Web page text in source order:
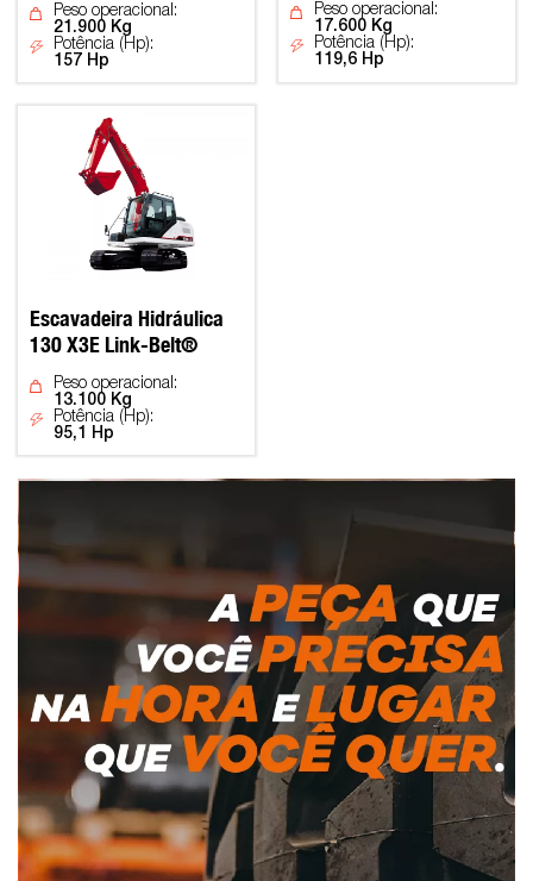
Peso operacional:
21.900 Kg
Potência (Hp):
157 Hp
Peso operacional:
17.600 Kg
Potência (Hp):
119,6 Hp
Escavadeira Hidráulica
130 X3E Link-Belt®
Peso operacional:
13.100 Kg
Potência (Hp):
95,1 Hp